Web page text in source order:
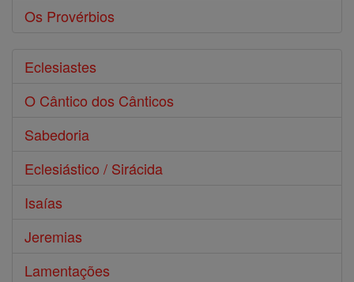
Os Provérbios
Eclesiastes
O Cântico dos Cânticos
Sabedoria
Eclesiástico / Sirácida
Isaías
Jeremias
Lamentações